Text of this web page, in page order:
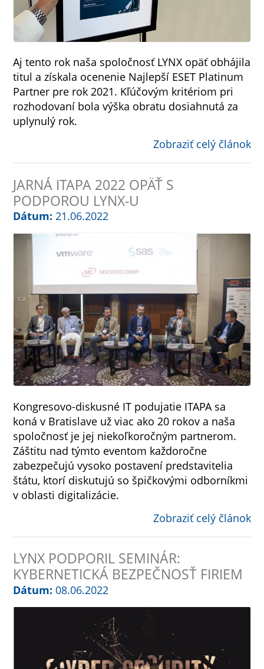
Aj tento rok naša spoločnosť LYNX opäť obhájila
titul a získala ocenenie Najlepší ESET Platinum
Partner pre rok 2021. Kľúčovým kritériom pri
rozhodovaní bola výška obratu dosiahnutá za
uplynulý rok.
Zobraziť celý článok
JARNÁ ITAPA 2022 OPÄŤ S
PODPOROU LYNX-U
Dátum: 21.06.2022
Kongresovo-diskusné IT podujatie ITAPA sa
koná v Bratislave už viac ako 20 rokov a naša
spoločnosť je jej niekoľkoročným partnerom.
Záštitu nad týmto eventom každoročne
zabezpečujú vysoko postavení predstavitelia
štátu, ktorí diskutujú so špičkovými odborníkmi
v oblasti digitalizácie.
Zobraziť celý článok
LYNX PODPORIL SEMINÁR:
KYBERNETICKÁ BEZPEČNOSŤ FIRIEM
Dátum: 08.06.2022